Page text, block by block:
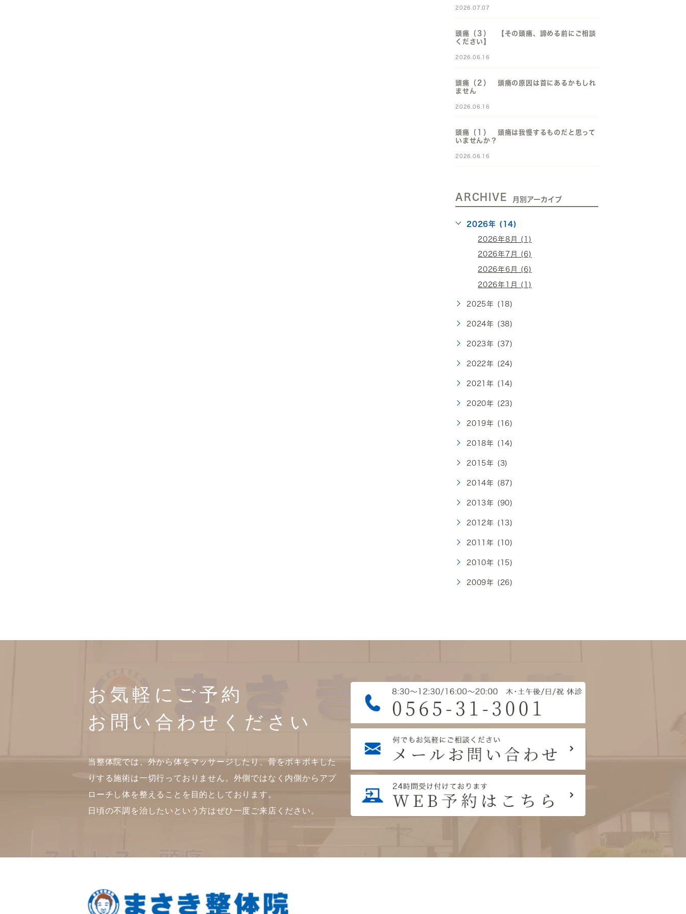
2026.07.07
頭痛（３） 【その頭痛、諦める前にご相談
ください】
2026.06.16
頭痛（２） 頭痛の原因は首にあるかもしれ
ません
2026.06.16
頭痛（１） 頭痛は我慢するものだと思って
いませんか？
2026.06.16
ARCHIVE 月別アーカイブ
2026年 (14)
2026年8月 (1)
2026年7月 (6)
2026年6月 (6)
2026年1月 (1)
2025年 (18)
2024年 (38)
2023年 (37)
2022年 (24)
2021年 (14)
2020年 (23)
2019年 (16)
2018年 (14)
2015年 (3)
2014年 (87)
2013年 (90)
2012年 (13)
2011年 (10)
2010年 (15)
2009年 (26)
お気軽にご予約
お問い合わせください
当整体院では、外から体をマッサージしたり、骨をボキボキした
りする施術は一切行っておりません。外側ではなく内側からアプ
ローチし体を整えることを目的としております。
日頃の不調を治したいという方はぜひ一度ご来店ください。